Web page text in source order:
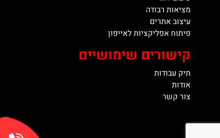
מציאות רבודה
עיצוב אתרים
פיתוח אפליקציות לאייפון
קישורים שימושיים
תיק עבודות
אודות
צור קשר